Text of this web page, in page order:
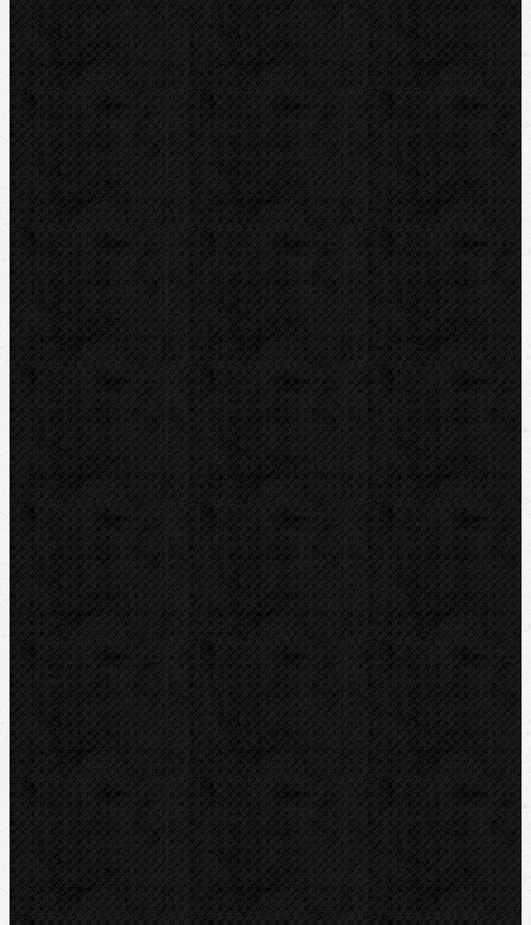
Vysoušení, odvlhčování
Zmrazovací zařízení
Vrtání a frézy
Elektomontážní nářadí
Lokalizace a trasování
Značky
RIDGID
BERNZOMATIC
NIPO
ROTHENBERGER
REMS
VIRAX